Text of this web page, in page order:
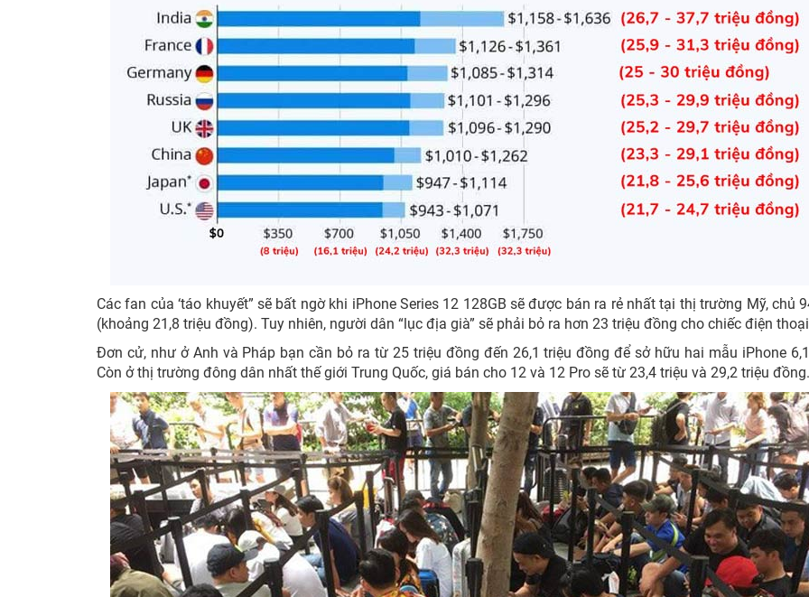
Các fan của ‘táo khuyết” sẽ bất ngờ khi iPhone Series 12 128GB sẽ được bán ra rẻ nhất tại thị trường Mỹ, chủ
(khoảng 21,8 triệu đồng). Tuy nhiên, người dân “lục địa già” sẽ phải bỏ ra hơn 23 triệu đồng cho chiếc điện
Đơn cử, như ở Anh và Pháp bạn cần bỏ ra từ 25 triệu đồng đến 26,1 triệu đồng để sở hữu hai mẫu iPhone
Còn ở thị trường đông dân nhất thế giới Trung Quốc, giá bán cho 12 và 12 Pro sẽ từ 23,4 triệu và 29,2 triệu